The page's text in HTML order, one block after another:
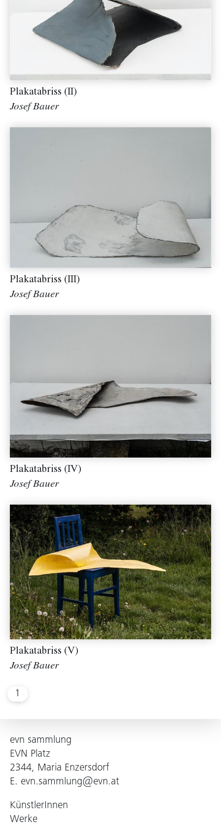
Plakatabriss (II)
Josef Bauer
Plakatabriss (III)
Josef Bauer
Plakatabriss (IV)
Josef Bauer
Plakatabriss (V)
Josef Bauer
1
evn sammlung
EVN Platz
2344, Maria Enzersdorf
E. evn.sammlung@evn.at
KünstlerInnen
Werke